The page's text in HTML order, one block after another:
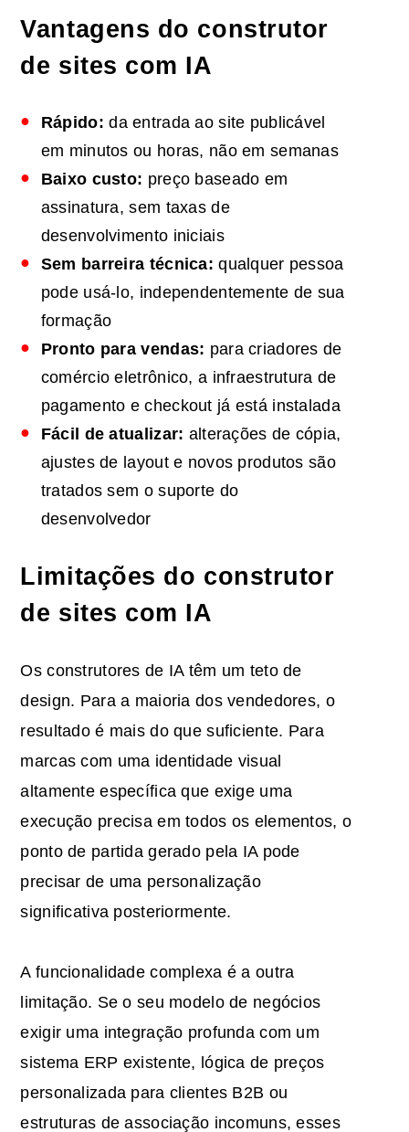
Vantagens do construtor
de sites com IA
Rápido:da entrada ao site publicável
em minutos ou horas, não em semanas
Baixo custo: preço baseado em
assinatura, sem taxas de
desenvolvimento iniciais
Sem barreira técnica:qualquer pessoa
pode usá-lo, independentemente de sua
formação
Pronto para vendas: para criadores de
comércio eletrônico, a infraestrutura de
pagamento e checkout já está instalada
Fácil de atualizar: alterações de cópia,
ajustes de layout e novos produtos são
tratados sem o suporte do
desenvolvedor
Limitações do construtor
de sites com IA
Os construtores de IA têm um teto de
design. Para a maioria dos vendedores, o
resultado é mais do que suficiente. Para
marcas com uma identidade visual
altamente específica que exige uma
execução precisa em todos os elementos, o
ponto de partida gerado pela IA pode
precisar de uma personalização
significativa posteriormente.
A funcionalidade complexa é a outra
limitação. Se o seu modelo de negócios
exigir uma integração profunda com um
sistema ERP existente, lógica de preços
personalizada para clientes B2B ou
estruturas de associação incomuns, esses